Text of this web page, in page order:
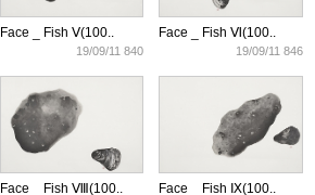
Face _ Fish Ⅴ(100..
19/09/11 840
Face _ Fish Ⅵ(100..
19/09/11 846
Face _ Fish Ⅷ(100.. Face _ Fish Ⅸ(100..